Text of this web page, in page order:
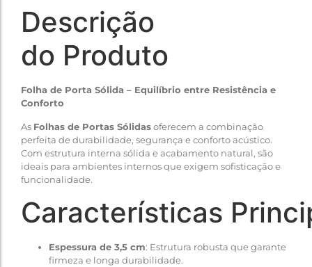
Descrição
do Produto
Folha de Porta Sólida – Equilíbrio entre Resistência e
Conforto
As Folhas de Portas Sólidasoferecem a combinação
perfeita de durabilidade, segurança e conforto acústico.
Com estrutura interna sólida e acabamento natural, são
ideais para ambientes internos que exigem sofisticação e
funcionalidade.
Características
Espessura de 3,5 cm: Estrutura robusta que garante
firmeza e longa durabilidade.